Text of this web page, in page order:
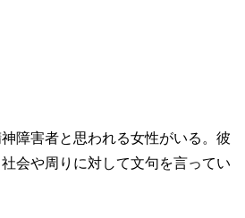
障害者と思われる女性がいる。彼
会や周りに対して文句を言ってい